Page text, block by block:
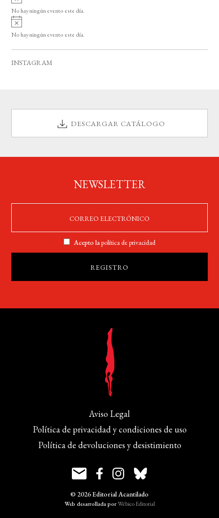
o
v
i
o
No hay ningún evento este día.
A
v
i
No hay ningún evento este día.
INSTAGRAM
DESCARGAR CATÁLOGO
NEWSLETTER
Acepto lapolítica de privacidad
Aviso Legal
Política de privacidad y condiciones de uso
Política de devoluciones y desistimiento
© 2026 Editorial Acantilado
Web desarrollada porWébico Editorial